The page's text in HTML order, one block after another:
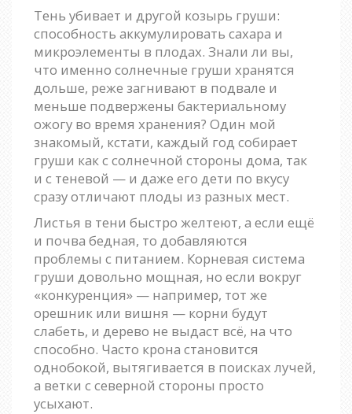
Тень убивает и другой козырь груши:
способность аккумулировать сахара и
микроэлементы в плодах. Знали ли вы,
что именно солнечные груши хранятся
дольше, реже загнивают в подвале и
меньше подвержены бактериальному
ожогу во время хранения? Один мой
знакомый, кстати, каждый год собирает
груши как с солнечной стороны дома, так
и с теневой — и даже его дети по вкусу
сразу отличают плоды из разных мест.
Листья в тени быстро желтеют, а если ещё
и почва бедная, то добавляются
проблемы с питанием. Корневая система
груши довольно мощная, но если вокруг
«конкуренция» — например, тот же
орешник или вишня — корни будут
слабеть, и дерево не выдаст всё, на что
способно. Часто крона становится
однобокой, вытягивается в поисках лучей,
а ветки с северной стороны просто
усыхают.